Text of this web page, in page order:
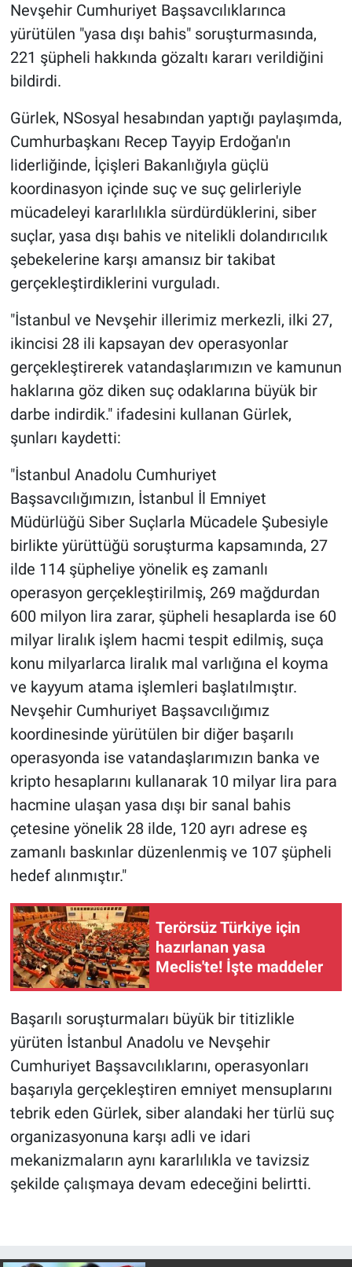
Nevşehir Cumhuriyet Başsavcılıklarınca
yürütülen "yasa dışı bahis" soruşturmasında,
221 şüpheli hakkında gözaltı kararı verildiğini
bildirdi.
Gürlek, NSosyal hesabından yaptığı paylaşımda,
Cumhurbaşkanı Recep Tayyip Erdoğan'ın
liderliğinde, İçişleri Bakanlığıyla güçlü
koordinasyon içinde suç ve suç gelirleriyle
mücadeleyi kararlılıkla sürdürdüklerini, siber
suçlar, yasa dışı bahis ve nitelikli dolandırıcılık
şebekelerine karşı amansız bir takibat
gerçekleştirdiklerini vurguladı.
"İstanbul ve Nevşehir illerimiz merkezli, ilki 27,
ikincisi 28 ili kapsayan dev operasyonlar
gerçekleştirerek vatandaşlarımızın ve kamunun
haklarına göz diken suç odaklarına büyük bir
darbe indirdik." ifadesini kullanan Gürlek,
şunları kaydetti:
"İstanbul Anadolu Cumhuriyet
Başsavcılığımızın, İstanbul İl Emniyet
Müdürlüğü Siber Suçlarla Mücadele Şubesiyle
birlikte yürüttüğü soruşturma kapsamında, 27
ilde 114 şüpheliye yönelik eş zamanlı
operasyon gerçekleştirilmiş, 269 mağdurdan
600 milyon lira zarar, şüpheli hesaplarda ise 60
milyar liralık işlem hacmi tespit edilmiş, suça
konu milyarlarca liralık mal varlığına el koyma
ve kayyum atama işlemleri başlatılmıştır.
Nevşehir Cumhuriyet Başsavcılığımız
koordinesinde yürütülen bir diğer başarılı
operasyonda ise vatandaşlarımızın banka ve
kripto hesaplarını kullanarak 10 milyar lira para
hacmine ulaşan yasa dışı bir sanal bahis
çetesine yönelik 28 ilde, 120 ayrı adrese eş
zamanlı baskınlar düzenlenmiş ve 107 şüpheli
hedef alınmıştır."
Terörsüz Türkiye için
hazırlanan yasa
Meclis'te! İşte maddeler
Başarılı soruşturmaları büyük bir titizlikle
yürüten İstanbul Anadolu ve Nevşehir
Cumhuriyet Başsavcılıklarını, operasyonları
başarıyla gerçekleştiren emniyet mensuplarını
tebrik eden Gürlek, siber alandaki her türlü suç
organizasyonuna karşı adli ve idari
mekanizmaların aynı kararlılıkla ve tavizsiz
şekilde çalışmaya devam edeceğini belirtti.
İlan
Kimdir
Kültür Sanat
Ne demişti
Nedir
Popüler
Programlar
Sağlık
Spor
Teknoloji
Türkiye'nin Gündemi
Yerel Gündem
Yerel Yaşam
Canlı Yayın